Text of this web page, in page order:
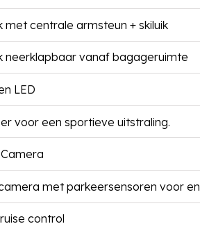
met centrale armsteun + skiluik
neerklapbaar vanaf bagageruimte
LED
voor een sportieve uitstraling.
met parkeersensoren voor
control